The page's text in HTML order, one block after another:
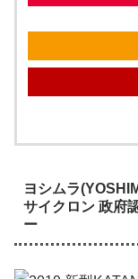
ヨシムラ
サイクロン 政府
ー